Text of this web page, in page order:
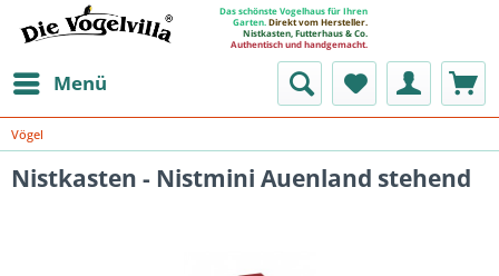
Das schönste Vogelhaus für Ihren
Garten. Direkt vom Hersteller.
Nistkasten, Futterhaus & Co.
Authentisch und handgemacht.
Menü
Vögel
Nistkasten - Nistmini Auenland stehend